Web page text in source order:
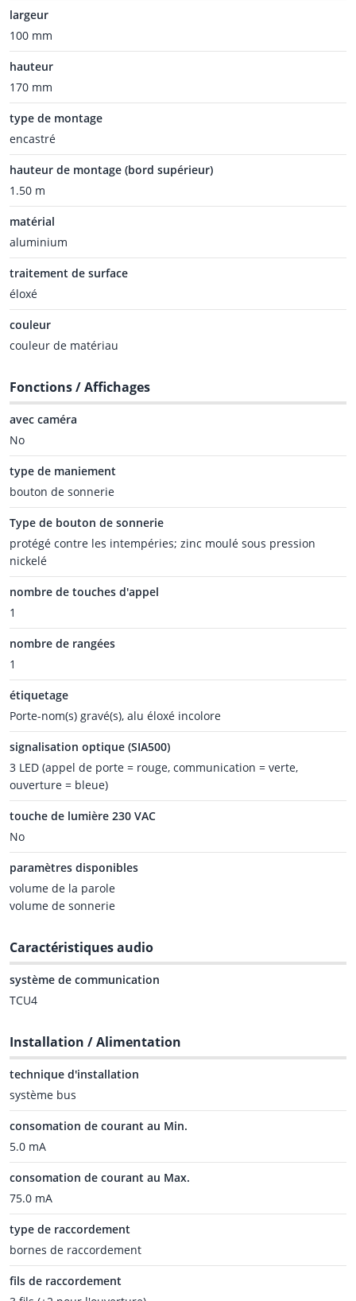
largeur
100 mm
hauteur
170 mm
type de montage
encastré
hauteur de montage (bord supérieur)
1.50 m
matérial
aluminium
traitement de surface
éloxé
couleur
couleur de matériau
Fonctions / Affichages
avec caméra
No
type de maniement
bouton de sonnerie
Type de bouton de sonnerie
protégé contre les intempéries; zinc moulé sous pression
nickelé
nombre de touches d'appel
1
nombre de rangées
1
étiquetage
Porte-nom(s) gravé(s), alu éloxé incolore
signalisation optique (SIA500)
3 LED (appel de porte = rouge, communication = verte,
ouverture = bleue)
touche de lumière 230 VAC
No
paramètres disponibles
volume de la parole
volume de sonnerie
Caractéristiques audio
système de communication
TCU4
Installation / Alimentation
technique d'installation
système bus
consomation de courant au Min.
5.0 mA
consomation de courant au Max.
75.0 mA
type de raccordement
bornes de raccordement
fils de raccordement